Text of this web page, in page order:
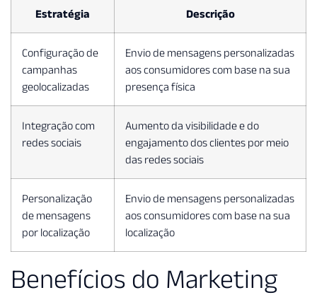
Estratégia Descrição
Configuração de
campanhas
geolocalizadas
Envio de mensagens personalizadas
aos consumidores com base na sua
presença física
Integração com
redes sociais
Aumento da visibilidade e do
engajamento dos clientes por meio
das redes sociais
Personalização
de mensagens
por localização
Envio de mensagens personalizadas
aos consumidores com base na sua
localização
Benefícios do Marketing